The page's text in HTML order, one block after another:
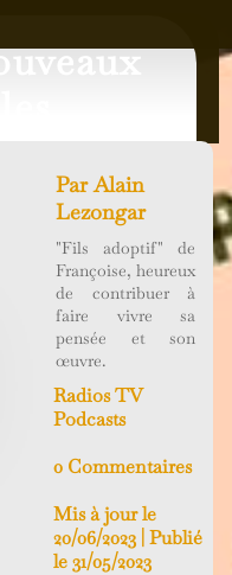
ParAlain
Lezongar
"Fils adoptif" de
Françoise, heureux
de contribuer à
faire vivre sa
pensée et son
œuvre.
Radios TV
Podcasts
0 Commentaires
Mis à jour le
20/06/2023 | Publié
le 31/05/2023